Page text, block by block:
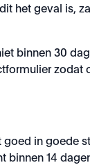
het geval is,
binnen 30
zodat
in goede
14